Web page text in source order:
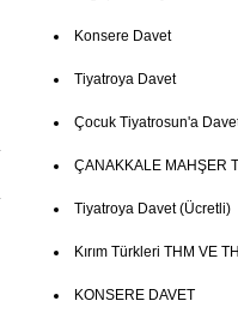
Konsere Davet
Tiyatroya Davet
Çocuk Tiyatrosun'a
ÇANAKKALE MAHŞER
Tiyatroya Davet (Ücretli)
Kırım Türkleri THM VE
KONSERE DAVET